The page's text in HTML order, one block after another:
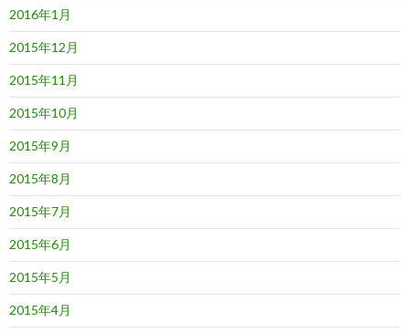
2016年1月
2015年12月
2015年11月
2015年10月
2015年9月
2015年8月
2015年7月
2015年6月
2015年5月
2015年4月